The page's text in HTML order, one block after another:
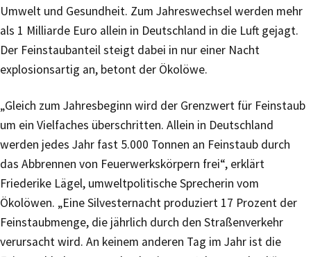
Umwelt und Gesundheit. Zum Jahreswechsel werden mehr
als 1 Milliarde Euro allein in Deutschland in die Luft gejagt.
Der Feinstaubanteil steigt dabei in nur einer Nacht
explosionsartig an, betont der Ökolöwe.
„Gleich zum Jahresbeginn wird der Grenzwert für Feinstaub
um ein Vielfaches überschritten. Allein in Deutschland
werden jedes Jahr fast 5.000 Tonnen an Feinstaub durch
das Abbrennen von Feuerwerkskörpern frei“, erklärt
Friederike Lägel, umweltpolitische Sprecherin vom
Ökolöwen. „Eine Silvesternacht produziert 17 Prozent der
Feinstaubmenge, die jährlich durch den Straßenverkehr
verursacht wird. An keinem anderen Tag im Jahr ist die